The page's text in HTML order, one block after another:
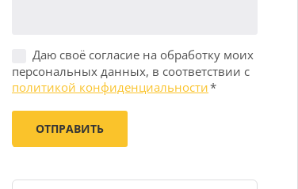
Даю своё согласие на обработку моих
персональных данных, в соответствии с
политикой конфиденциальности*